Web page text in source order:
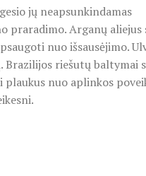
jų neapsunkindamas
praradimo. Arganų
nuo išsausėjimo.
riešutų
nuo aplinkos